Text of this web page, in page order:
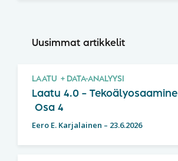
Uusimmat artikkelit
LAATU DATA-ANALYYSI
Laatu 4.0 –
Osa 4
Eero E. Karjalainen – 23.6.2026